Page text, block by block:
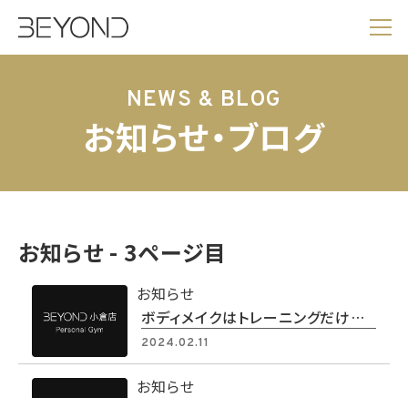
お知らせ・ブログ
NEWS & BLOG
お知らせ - 3ページ目
お知らせ
ボディメイクはトレーニングだけしていれば良いのか？
2024.02.11
お知らせ